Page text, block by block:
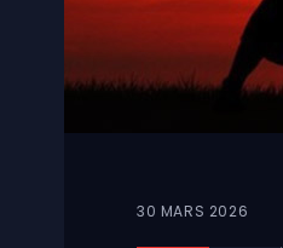
30 MARS 2026